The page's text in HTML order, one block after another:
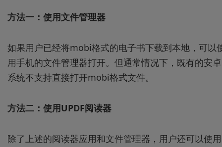
方法一： 使用文件管理器
如果用户已经将mobi格式的电子书下载到本地，可以
用手机的文件管理器打开。但通常情况下，既有的安卓
系统不支持直接打开mobi格式文件。
方法二：使用UPDF阅读器
除了上述的阅读器应用和文件管理器，用户还可以使用